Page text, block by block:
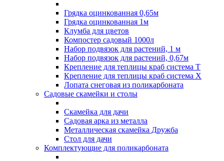
Грядка оцинкованная 0,65м
Грядка оцинкованная 1м
Клумба для цветов
Компостер садовый 1000л
Набор подвязок для растений, 1 м
Набор подвязок для растений, 0,67м
Крепление для теплицы краб система Т
Крепление для теплицы краб система Х
Лопата снеговая из поликарбоната
Садовые скамейки и столы
Скамейка для дачи
Садовая арка из металла
Металлическая скамейка Дружба
Стол для дачи
Комплектующие для поликарбоната